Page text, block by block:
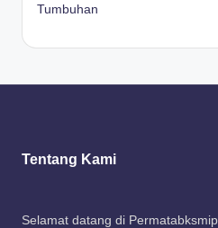
Tumbuhan
Tentang Kami
Selamat datang di